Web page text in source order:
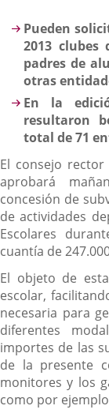
Descripción
Pueden
2013 clubes
padres de
otras
En la
resultaron
total de 71
El consejo
aprobará
concesión de
de actividades
Escolares
cuantía de
El objeto de
escolar,
necesaria para
diferentes
importes de las
de la presente
monitores y los
como por